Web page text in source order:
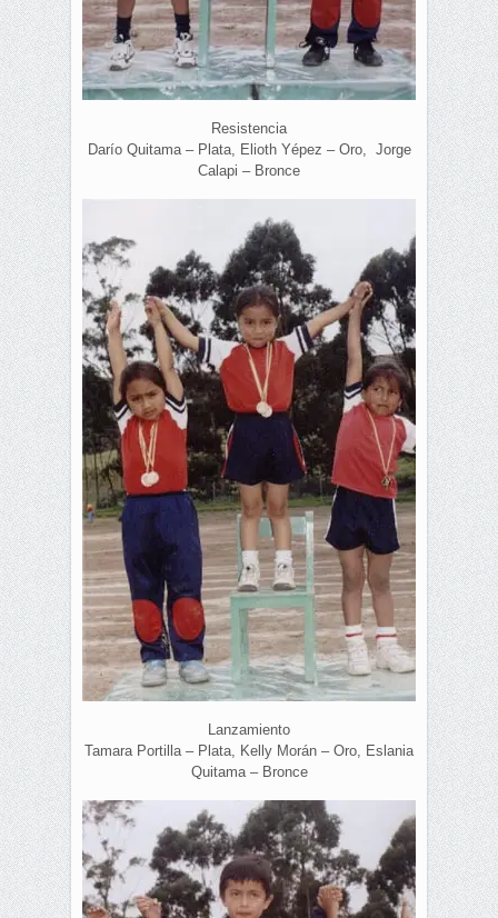
Resistencia
Darío Quitama – Plata, Elioth Yépez – Oro, Jorge
Calapi – Bronce
Lanzamiento
Tamara Portilla – Plata, Kelly Morán – Oro, Eslania
Quitama – Bronce